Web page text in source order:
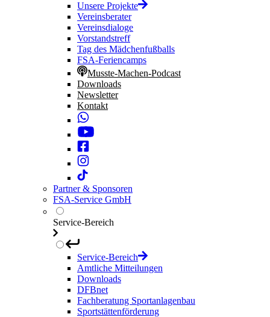
Unsere Projekte
Vereinsberater
Vereinsdialoge
Vorstandstreff
Tag des Mädchenfußballs
FSA-Feriencamps
Musste-Machen-Podcast
Downloads
Newsletter
Kontakt
Partner & Sponsoren
FSA-Service GmbH
Service-Bereich
Service-Bereich
Amtliche Mitteilungen
Downloads
DFBnet
Fachberatung Sportanlagenbau
Sportstättenförderung